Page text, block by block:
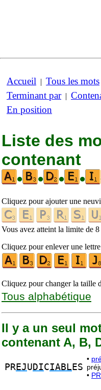
Accueil | Tous les mots
Terminant par|
En position
Liste des
contenant
•
• • •
Cliquez pour ajouter une
Vous avez atteint la limite de 8
Cliquez pour enlever une lettre
Cliquez pour changer la taille
Tous alphabétique
Il y a un seul
contenant A, B,
PREJU DICIABL ES
•
•